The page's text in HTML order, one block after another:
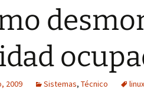
2009 Sistemas, Técnico linux